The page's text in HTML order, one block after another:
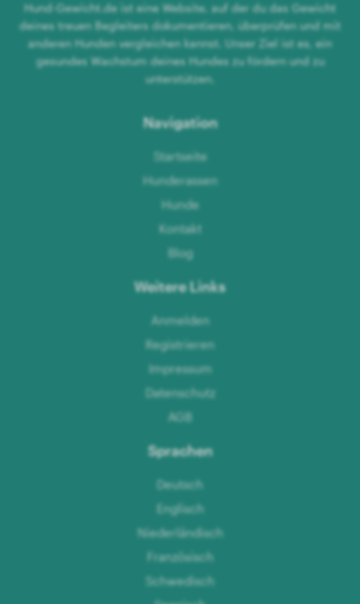
Hund-Gewicht.de ist eine Website, auf der du das Gewicht
deines treuen Begleiters dokumentieren, überprüfen und mit
anderen Hunden vergleichen kannst. Unser Ziel ist es, ein
gesundes Wachstum deines Hundes zu fördern und zu
unterstützen.
Navigation
Startseite
Hunderassen
Hunde
Kontakt
Blog
Weitere Links
Anmelden
Registrieren
Impressum
Datenschutz
AGB
Sprachen
Deutsch
Englisch
Niederländisch
Französisch
Schwedisch